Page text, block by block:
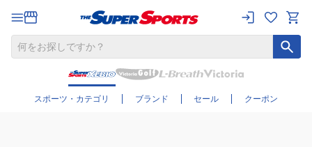
スポーツ・カテゴリ ブランド セール クーポン
さらに絞り込む